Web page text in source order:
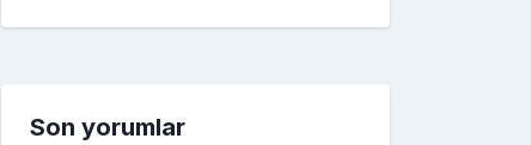
Son yorumlar